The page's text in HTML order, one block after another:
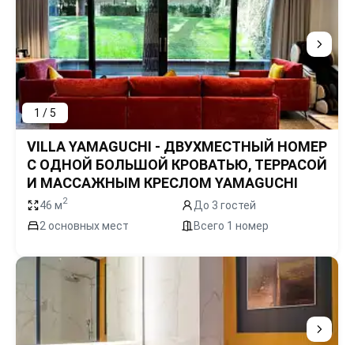
1 / 5
VILLA YAMAGUCHI - ДВУХМЕСТНЫЙ НОМЕР
С ОДНОЙ БОЛЬШОЙ КРОВАТЬЮ, ТЕРРАСОЙ
И МАССАЖНЫМ КРЕСЛОМ YAMAGUCHI
46 м2
До 3 гостей
2 основных мест
Всего 1 номер